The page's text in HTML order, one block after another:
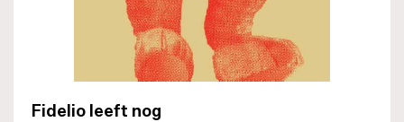
Fidelio leeft nog